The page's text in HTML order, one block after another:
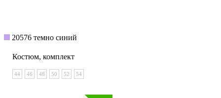
20576 темно синий
Костюм, комплект
44 46 48 50 52 54